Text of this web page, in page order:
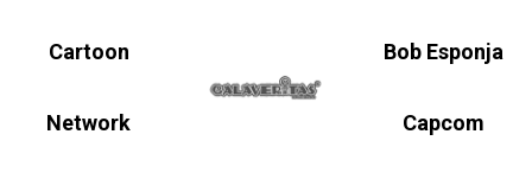
Cartoon
Network
Bob Esponja
Capcom